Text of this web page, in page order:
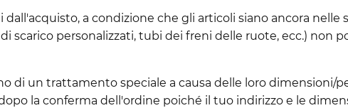
a condizione che gli articoli siano ancora nelle
scarico personalizzati, tubi dei freni delle ruote, ecc.) non
di un trattamento speciale a causa delle loro dimensioni/
la conferma dell'ordine poiché il tuo indirizzo e le